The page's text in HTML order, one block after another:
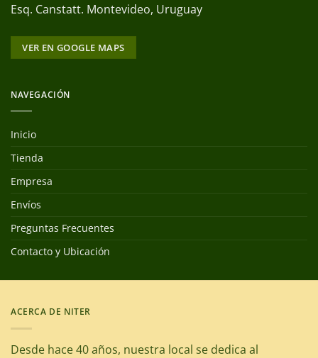
Esq. Canstatt. Montevideo, Uruguay
VER EN GOOGLE MAPS
NAVEGACIÓN
Inicio
Tienda
Empresa
Envíos
Preguntas Frecuentes
Contacto y Ubicación
ACERCA DE NITER
Desde hace 40 años, nuestra local se dedica al